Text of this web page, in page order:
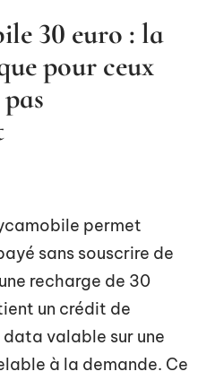
30 euro : la
pour ceux
permet
sans souscrire de
recharge de 30
un crédit de
valable sur une
à la demande. Ce